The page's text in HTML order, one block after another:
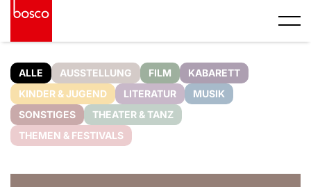
ALLE AUSSTELLUNG FILM
KABARETT
KINDER & JUGEND
LITERATUR
MUSIK
SONSTIGES
THEATER & TANZ
THEMEN & FESTIVALS